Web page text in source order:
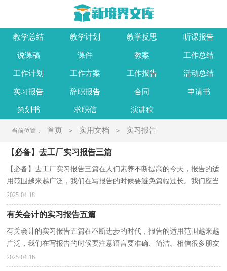
教学总结 教学计划 教学反思 听课报告
说课稿 课件 教案 工作总结
工作计划 工作方案 工作报告 活动总结
实习报告 辞职报告 合同 申请书
策划书 求职信 演讲稿
当前位置： 首页 > 实用文档 > 实习报告
【必备】去工厂实习报告三篇
【必备】去工厂实习报告三篇在人们素养不断提高的今天，报告的适
用范围越来越广泛，我们在写报告的时候要避免篇幅过长。我们应当
如何写报告呢？以下是小编收集整理的去工厂实习报...
2025-04-18
有关会计的实习报告五篇
有关会计的实习报告五篇在不断进步的时代，报告的适用范围越来越
广泛，我们在写报告的时候要注意语言要准确、简洁。相信很多朋友
都对写报告感到非常苦恼吧，下面是小编收集整理的...
2025-04-16